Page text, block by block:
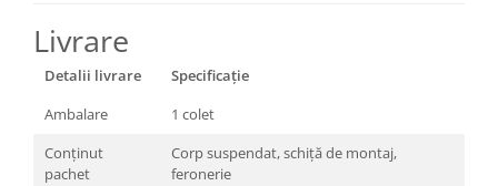
Livrare
Detalii livrare
Specificație
Ambalare
1 colet
Conținut
pachet
Corp suspendat, schiță de montaj,
feronerie